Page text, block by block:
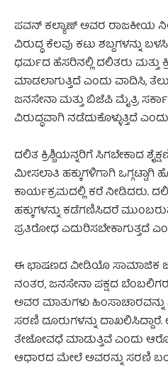
ಪವನ್ ಕಲ್ಯಾಣ್ ಅವರ ರಾಜಕೀಯ
ವಿರುದ್ಧ ಕೆಲವು ಕಟು ಶಬ್ದಗಳನ್ನು
ಧರ್ಮದ ಹೆಸರಿನಲ್ಲಿ ದಲಿತರು ಮತ್ತು
ಮಾಡಲಾಗುತ್ತಿದೆ ಎಂದು ವಾದಿಸಿ,
ಜನಸೇನಾ ಮತ್ತು ಬಿಜೆಪಿ ಮೈತ್ರಿ
ವಿರುದ್ಧವಾಗಿ ನಡೆದುಕೊಳ್ಳುತ್ತಿದೆ
ದಲಿತ ಕ್ರಿಶ್ಚಿಯನ್ನರಿಗೆ ಸಿಗಬೇಕಾದ
ಮೀಸಲಾತಿ ಹಕ್ಕುಗಳಿಗಾಗಿ
ಕಾರ್ಯಕ್ರಮದಲ್ಲಿ ಕರೆ ನೀಡಿದರು.
ಹಕ್ಕುಗಳನ್ನು ಕಡೆಗಣಿಸಿದರೆ
ಪ್ರತಿರೋಧ ಎದುರಿಸಬೇಕಾಗುತ್ತದೆ
ಈ ಭಾಷಣದ ವೀಡಿಯೊ ಸಾಮಾಜಿಕ
ನಂತರ, ಜನಸೇನಾ ಪಕ್ಷದ
ಅವರ ಮಾತುಗಳು
ಸರಣಿ ದೂರುಗಳನ್ನು
ತೇಜೋವಧೆ ಮಾಡುತ್ತಿವೆ ಎಂದು
ಆಧಾರದ ಮೇಲೆ ಅವರನ್ನು ಸರಣಿ